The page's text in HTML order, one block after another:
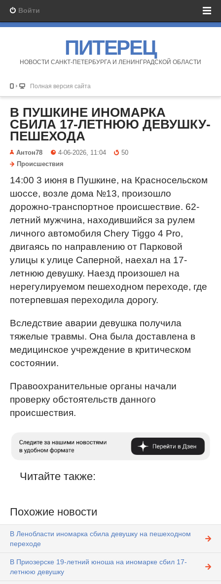
Войти
ПИТЕРЕЦ
НОВОСТИ САНКТ-ПЕТЕРБУРГА И ЛЕНИНГРАДСКОЙ ОБЛАСТИ
Полная версия сайта
В ПУШКИНЕ ИНОМАРКА
СБИЛА 17-ЛЕТНЮЮ ДЕВУШКУ-
ПЕШЕХОДА
Антон78 4-06-2026, 11:04
50
Происшествия
14:00 3 июня в Пушкине, на Красносельском
шоссе, возле дома №13, произошло
дорожно-транспортное происшествие. 62-
летний мужчина, находившийся за рулем
личного автомобиля Chery Tiggo 4 Pro,
двигаясь по направлению от Парковой
улицы к улице Саперной, наехал на 17-
летнюю девушку. Наезд произошел на
нерегулируемом пешеходном переходе, где
потерпевшая переходила дорогу.
Вследствие аварии девушка получила
тяжелые травмы. Она была доставлена в
медицинское учреждение в критическом
состоянии.
Правоохранительные органы начали
проверку обстоятельств данного
происшествия.
Читайте также:
Похожие новости
В Ленобласти иномарка сбила девушку на пешеходном
переходе
В Приозерске 19-летний юноша на иномарке сбил 17-
летнюю девушку